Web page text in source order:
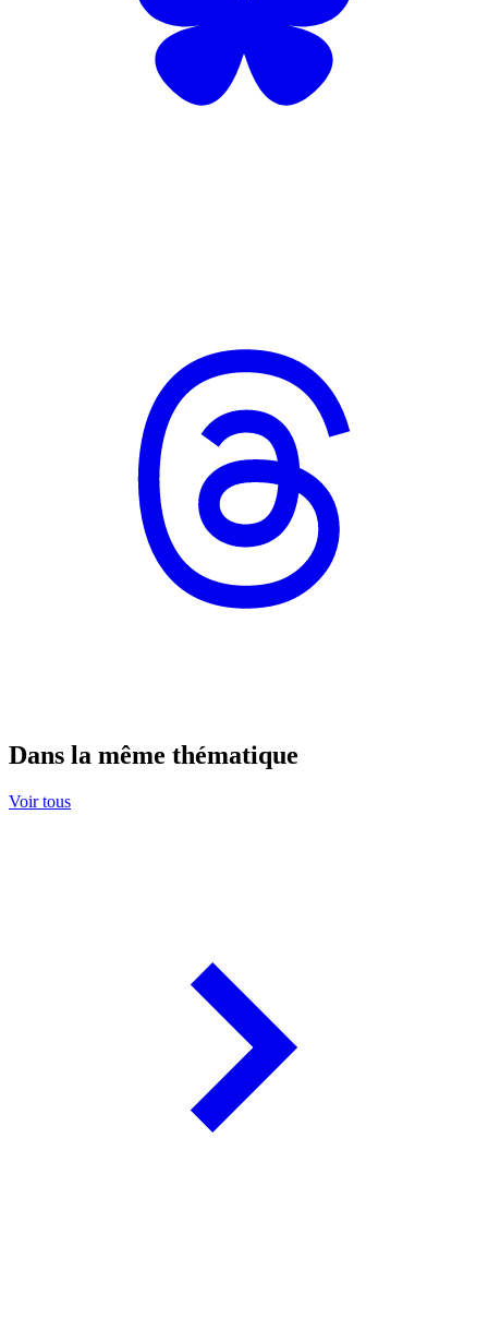
Dans la même thématique
Voir tous